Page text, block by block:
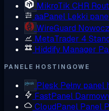
MikroTik CHR
aaPanel Lekki
WireGuard
MetaTrader 4
Hiddify Manager
PANELE HOSTINGOWE
Plesk Pełny panel
FastPanel
CloudPanel Panel